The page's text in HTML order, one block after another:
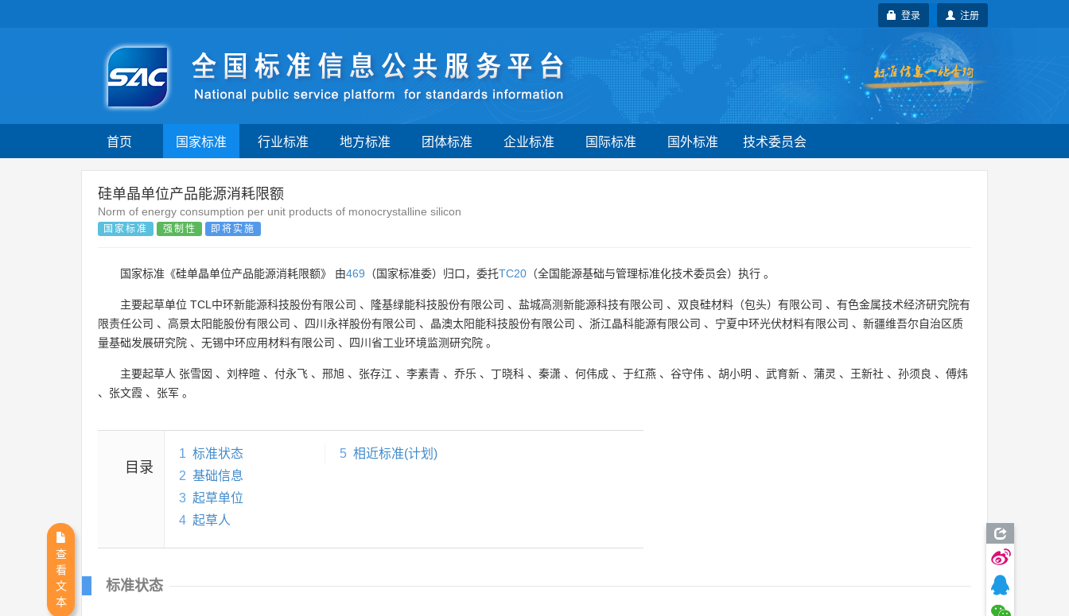
注册
登录
首页 国家标准 行业标准 地方标准 团体标准 企业标准 国际标准 国外标准 技术委员会
硅单晶单位产品能源消耗限额
Norm of energy consumption per unit products of monocrystalline silicon
国家标准 强制性 即将实施
国家标准《硅单晶单位产品能源消耗限额》 由469 （国家标准委）归口，委托TC20 （全国能源基础与管理标准化技术委员会）执行 。
主要起草单位 TCL中环新能源科技股份有限公司 、 隆基绿能科技股份有限公司 、 盐城高测新能源科技有限公司 、 双良硅材料（包头）有限公司 、 有色金属技术经济研究院有
限责任公司 、 高景太阳能股份有限公司 、 四川永祥股份有限公司 、 晶澳太阳能科技股份有限公司 、 浙江晶科能源有限公司 、 宁夏中环光伏材料有限公司 、 新疆维吾尔自治区质
量基础发展研究院 、 无锡中环应用材料有限公司 、 四川省工业环境监测研究院 。
主要起草人 张雪囡 、 刘梓暄 、 付永飞 、 邢旭 、 张存江 、 李素青 、 乔乐 、 丁晓科 、 秦潇 、 何伟成 、 于红燕 、 谷守伟 、 胡小明 、 武育新 、 蒲灵 、 王新社 、 孙须良 、 傅炜
、 张文霞 、 张军 。
目录
1 标准状态
2 基础信息
3 起草单位
4 起草人
5 相近标准(计划)
标准状态
查
看
文
本